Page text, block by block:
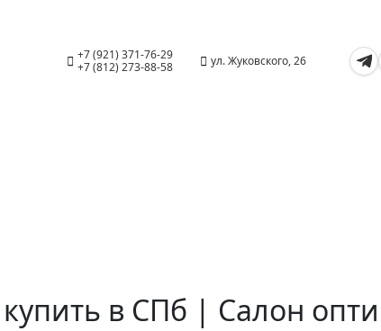
+7 (921) 371-76-29
+7 (812) 273-88-58
ул. Жуковского, 26
в СПб | Салон